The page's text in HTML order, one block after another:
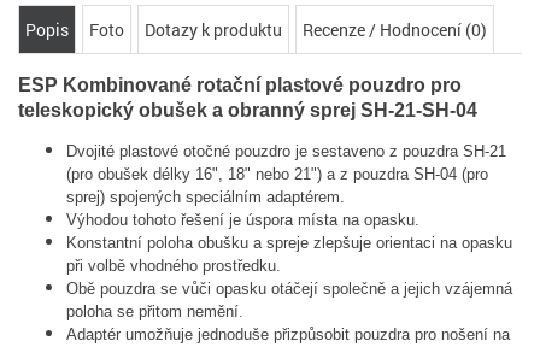
Popis Foto Dotazy k produktu Recenze / Hodnocení (0)
ESP Kombinované rotační plastové pouzdro pro
teleskopický obušek a obranný sprej SH-21-SH-04
Dvojité plastové otočné pouzdro je sestaveno z pouzdra SH-21
(pro obušek délky 16", 18" nebo 21") a z pouzdra SH-04 (pro
sprej) spojených speciálním adaptérem.
Výhodou tohoto řešení je úspora místa na opasku.
Konstantní poloha obušku a spreje zlepšuje orientaci na opasku
při volbě vhodného prostředku.
Obě pouzdra se vůči opasku otáčejí společně a jejich vzájemná
poloha se přitom nemění.
Adaptér umožňuje jednoduše přizpůsobit pouzdra pro nošení na